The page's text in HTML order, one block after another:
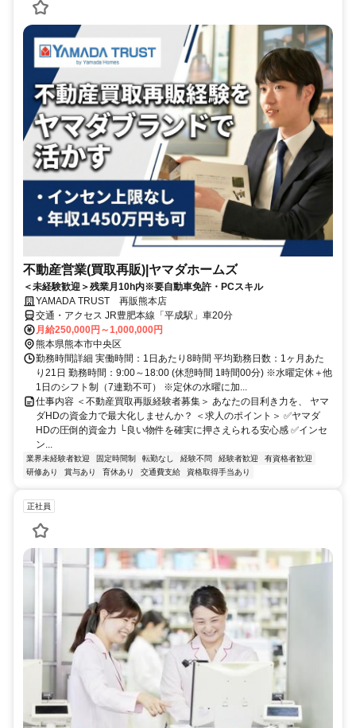
不動産営業(買取再販)|ヤマダホームズ
＜未経験歓迎＞残業月10h内※要自動車免許・PCスキル
YAMADA TRUST 再販熊本店
交通・アクセス JR豊肥本線「平成駅」車20分
月給250,000円～1,000,000円
熊本県熊本市中央区
勤務時間詳細 実働時間：1日あたり8時間 平均勤務日数：1ヶ月あた
り21日 勤務時間：9:00～18:00 (休憩時間 1時間00分) ※水曜定休＋他
1日のシフト制（7連勤不可） ※定休の水曜に加...
仕事内容 ＜不動産買取再販経験者募集＞ あなたの目利き力を、 ヤマ
ダHDの資金力で最大化しませんか？ ＜求人のポイント＞ ✅ヤマダ
HDの圧倒的資金力 └良い物件を確実に押さえられる安心感 ✅インセ
ン...
業界未経験者歓迎 固定時間制 転勤なし 経験不問 経験者歓迎
有資格者歓迎
研修あり
賞与あり 育休あり 交通費支給 資格取得手当あり
正社員